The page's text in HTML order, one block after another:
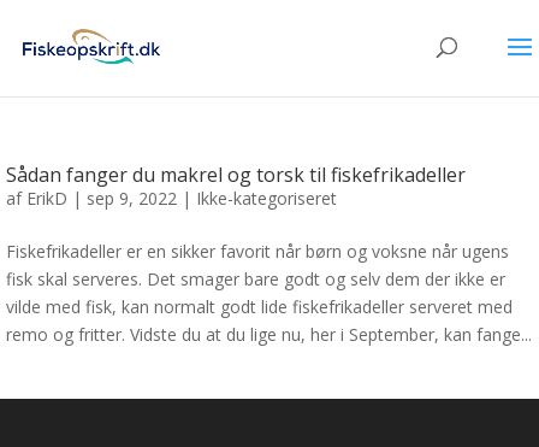
Sådan fanger du makrel og torsk til fiskefrikadeller
af ErikD | sep 9, 2022 | Ikke-kategoriseret
Fiskefrikadeller er en sikker favorit når børn og voksne når ugens
fisk skal serveres. Det smager bare godt og selv dem der ikke er
vilde med fisk, kan normalt godt lide fiskefrikadeller serveret med
remo og fritter. Vidste du at du lige nu, her i September, kan fange...